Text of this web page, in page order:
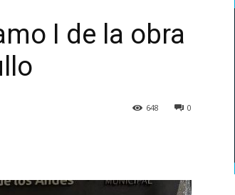
I de la obra
0
648